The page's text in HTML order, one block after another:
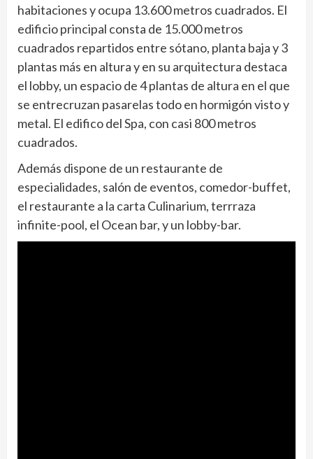
habitaciones y ocupa 13.600 metros cuadrados. El
edificio principal consta de 15.000 metros
cuadrados repartidos entre sótano, planta baja y 3
plantas más en altura y en su arquitectura destaca
el lobby, un espacio de 4 plantas de altura en el que
se entrecruzan pasarelas todo en hormigón visto y
metal. El edifico del Spa, con casi 800 metros
cuadrados.
Además dispone de un restaurante de
especialidades, salón de eventos, comedor-buffet,
el restaurante a la carta Culinarium, terrraza
infinite-pool, el Ocean bar, y un lobby-bar.